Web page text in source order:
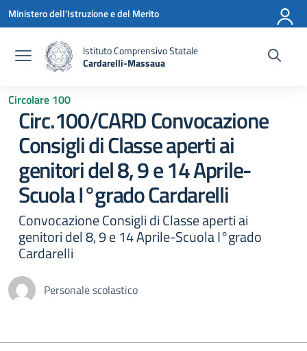
Vai ai contenuti
Vai al menu di navigazione
Vai al footer
Ministero dell'Istruzione e del Merito
Istituto Comprensivo Statale
Cardarelli-Massaua
Circolare 100
Circ.100/CARD Convocazione
Consigli di Classe aperti ai
genitori del 8, 9 e 14 Aprile-
Scuola I°grado Cardarelli
Convocazione Consigli di Classe aperti ai
genitori del 8, 9 e 14 Aprile-Scuola I°grado
Cardarelli
Personale scolastico